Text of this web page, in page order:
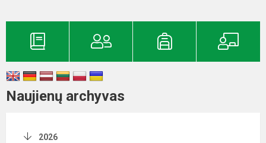
Naujienų archyvas
2026